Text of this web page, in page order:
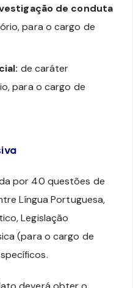
de conduta
para o cargo de
de caráter
para o cargo de
por 40 questões de
Língua Portuguesa,
Legislação
(para o cargo de